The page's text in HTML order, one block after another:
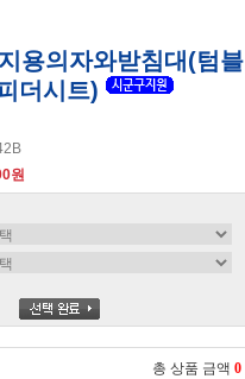
용의자와받침대(텀블
더시트)
원
총 상품 금액 0